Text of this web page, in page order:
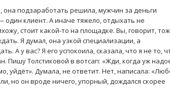
она подзаработать решила, мужчин за деньги
один клиент. А иначе тяжело, отдыхать не
стоит какой-то на площадке. Вы, говорит,
Я думал, она узкой специализации, а
А у вас? Я его успокоила, сказала, что я не то,
Толстиковой в вотсап: «Жди, когда уж
уйдёт». Думала, не ответит. Нет, написала:
но он вроде ничего, упорный, дождался скорее